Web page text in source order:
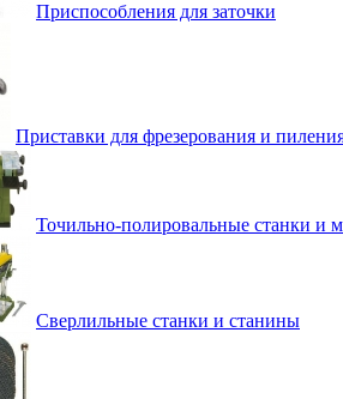
Приспособления для заточки
Приставки для фрезерования и
Точильно-полировальные станки и
Сверлильные станки и станины